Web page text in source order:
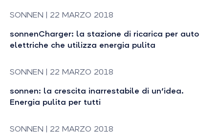
SONNEN | 22 MARZO 2018
sonnenCharger: la stazione di ricarica per auto
elettriche che utilizza energia pulita
SONNEN | 22 MARZO 2018
sonnen: la crescita inarrestabile di un'idea.
Energia pulita per tutti
SONNEN | 22 MARZO 2018